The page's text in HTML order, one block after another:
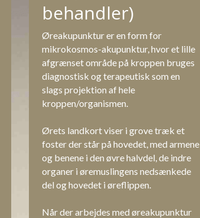
behandler)
Øreakupunktur er en form for
mikrokosmos-akupunktur, hvor et lille
afgrænset område på kroppen bruges
diagnostisk og terapeutisk som en
slags projektion af hele
kroppen/organismen.
Ørets landkort viser i grove træk et
foster der står på hovedet, med armene
og benene i den øvre halvdel, de indre
organer i øremuslingens nedsænkede
del og hovedet i øreflippen.
Når der arbejdes med øreakupunktur